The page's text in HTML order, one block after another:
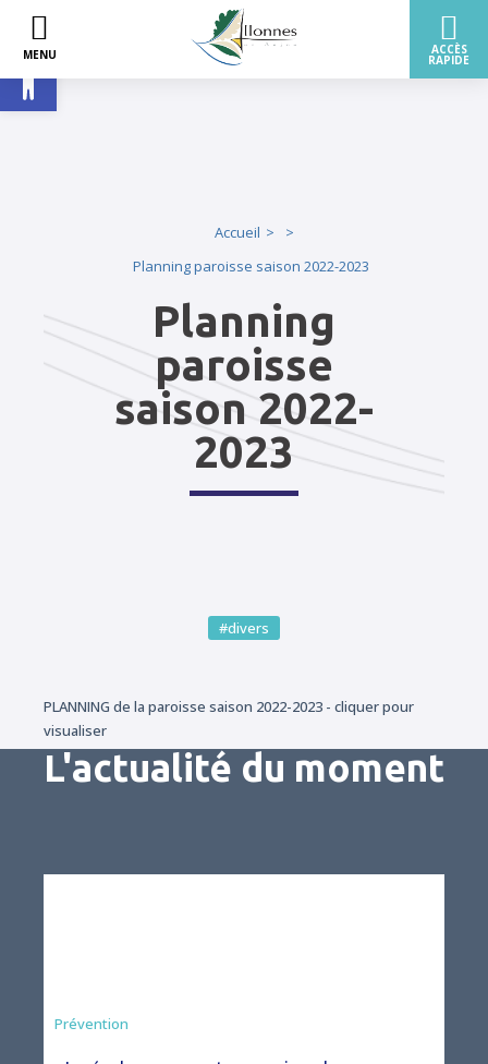
Ouvrir la barre d’outils
Accueil
Planning paroisse saison 2022-2023
Planning
paroisse
saison 2022-
2023
#divers
PLANNING de la paroisse saison 2022-2023 - cliquer pour
visualiser
L'actualité du moment
Préfecture
Prévention